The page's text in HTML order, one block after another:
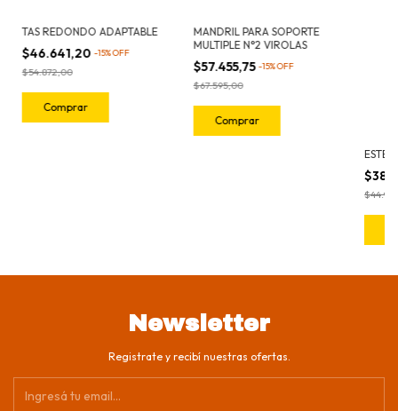
TAS REDONDO ADAPTABLE
$46.641,20-15%OFF
$54.872,00
MANDRIL PARA SOPORTE
MULTIPLE N°2 VIROLAS
$57.455,75-15%OFF
$67.595,00
Newsletter
Registrate y recibí nuestras ofertas.